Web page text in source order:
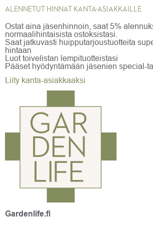
ALENNETUT HINNAT KANTA-ASIAKKAILLE
Ostat aina jäsenhinnoin, saat 5%
normaalihintaisista ostoksistasi.
Saat jatkuvasti huipputarjoustuotteita
hintaan
Luot toivelistan lempituotteistasi
Pääset hyödyntämään jäsenien special-
Liity kanta-asiakkaaksi
Gardenlife.fi